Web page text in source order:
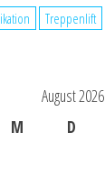
Treppenlift
August 2026
M D